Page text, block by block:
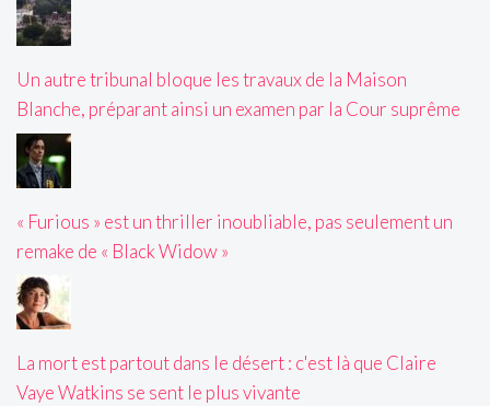
Un autre tribunal bloque les travaux de la Maison
Blanche, préparant ainsi un examen par la Cour suprême
« Furious » est un thriller inoubliable, pas seulement un
remake de « Black Widow »
La mort est partout dans le désert : c'est là que Claire
Vaye Watkins se sent le plus vivante